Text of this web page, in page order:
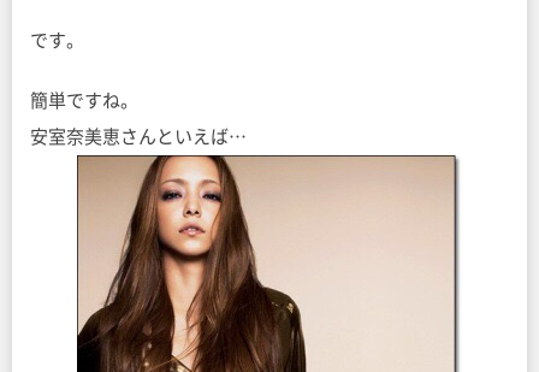
です。
簡単ですね。
安室奈美恵さんといえば…